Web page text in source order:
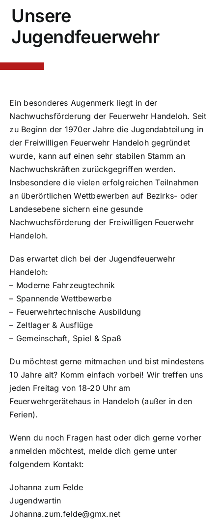
Unsere
Jugendfeuerwehr
Ein besonderes Augenmerk liegt in der
Nachwuchsförderung der Feuerwehr Handeloh. Seit
zu Beginn der 1970er Jahre die Jugendabteilung in
der Freiwilligen Feuerwehr Handeloh gegründet
wurde, kann auf einen sehr stabilen Stamm an
Nachwuchskräften zurückgegriffen werden.
Insbesondere die vielen erfolgreichen Teilnahmen
an überörtlichen Wettbewerben auf Bezirks- oder
Landesebene sichern eine gesunde
Nachwuchsförderung der Freiwilligen Feuerwehr
Handeloh.
Das erwartet dich bei der Jugendfeuerwehr
Handeloh:
– Moderne Fahrzeugtechnik
– Spannende Wettbewerbe
– Feuerwehrtechnische Ausbildung
– Zeltlager & Ausflüge
– Gemeinschaft, Spiel & Spaß
Du möchtest gerne mitmachen und bist mindestens
10 Jahre alt? Komm einfach vorbei! Wir treffen uns
jeden Freitag von 18-20 Uhr am
Feuerwehrgerätehaus in Handeloh (außer in den
Ferien).
Wenn du noch Fragen hast oder dich gerne vorher
anmelden möchtest, melde dich gerne unter
folgendem Kontakt:
Johanna zum Felde
Jugendwartin
Johanna.zum.felde@gmx.net